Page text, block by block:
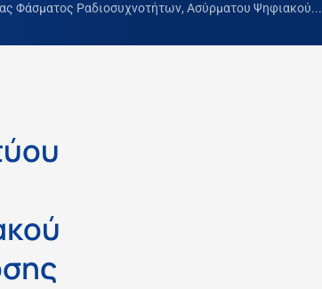
Φάσματος Ραδιοσυχνοτήτων, Ασύρματου Ψηφιακού...